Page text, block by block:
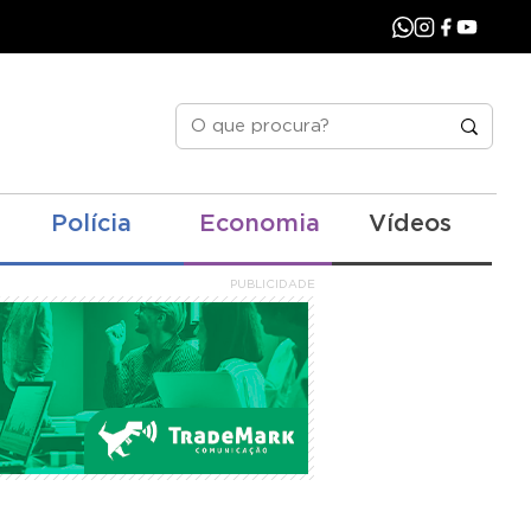
Polícia Economia Vídeos
PUBLICIDADE